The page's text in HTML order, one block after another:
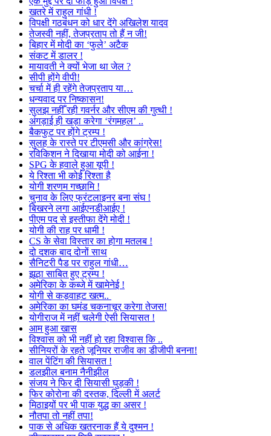
खतरे में राहुल गांधी !
विपक्षी गठबंधन को धार देंगे अखिलेश यादव
तेजस्वी नहीं, तेजप्रताप तो हैं न जी!
बिहार में मोदी का ‘फुले’ अटैक
संकट में डालर !
मायावती ने क्यों भेजा था जेल ?
सीपी होंगे वीपी!
चर्चा में ही रहेंगे तेजप्रताप या…
धन्यवाद पर निष्कासन!
सुलझ नहीँ रही गवर्नर और सीएम की गुत्थी !
अंगड़ाई ही खड़ा करेगा ‘रंगमहल’ ..
बैकफुट पर होंगे ट्रम्प !
सुलह के रास्ते पर टीएमसी और कांग्रेस!
रविकिशन ने दिखाया मोदी को आईना !
SPG के हवाले हुआ यूपी !
ये रिश्ता भी कोई रिश्ता है
योगी शरणम गच्छामि !
चुनाव के लिए फ्रंटलाइनर बना संघ !
बिखरने लगा आईएनडीआईए !
पीएम पद से इस्तीफा देंगे मोदी !
योगी की राह पर धामी !
CS के सेवा विस्तार का होगा मतलब !
दो दशक बाद दोनों साथ
सैनिटरी पैड पर राहुल गांधी…
झूठा साबित हुए ट्रम्प !
अमेरिका के कब्जे में खामेनेई !
योगी से कड़वाहट खत्म..
अमेरिका का घमंड चकनाचूर करेगा तेजस!
योगीराज में नहीं चलेगी ऐसी सियासत !
आम हुआ खास
विश्वास को भी नहीं हो रहा विश्वास कि ..
सीनियरों के रहते जूनियर राजीव का डीजीपी बनना!
वाल पेंटिंग की सियासत !
डलझील बनाम नैनीझील
संजय ने फिर दी सियासी घुड़की !
फिर कोरोना की दस्तक, दिल्ली में अलर्ट
मिठाइयों पर भी पाक युद्ध का असर !
नौतपा तो नहीं तपा!
पाक से अधिक खतरनाक हैं ये दुश्मन !